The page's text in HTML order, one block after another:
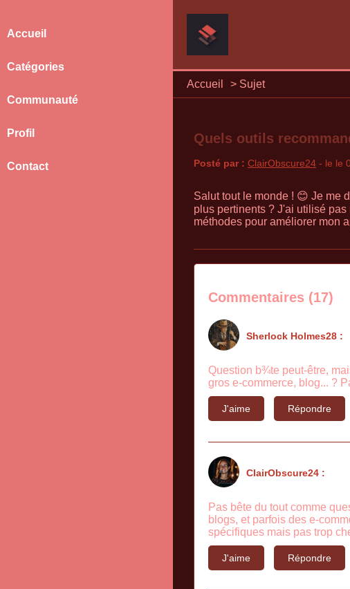
Accueil > Sujet
Accueil
Catégories
Communauté
Profil
Contact
Quels outils
Posté par : ClairObscure24 - le le
Salut tout le monde ! 😊 Je me
plus pertinents ? J'ai utilisé
méthodes pour améliorer mon
Commentaires (17)
Sherlock Holmes28 :
Question b¾te peut-être,
gros e-commerce, blog... ?
J'aime Répondre
ClairObscure24 :
Pas bête du tout comme
blogs, et parfois des e-
spécifiques mais pas trop
J'aime Répondre